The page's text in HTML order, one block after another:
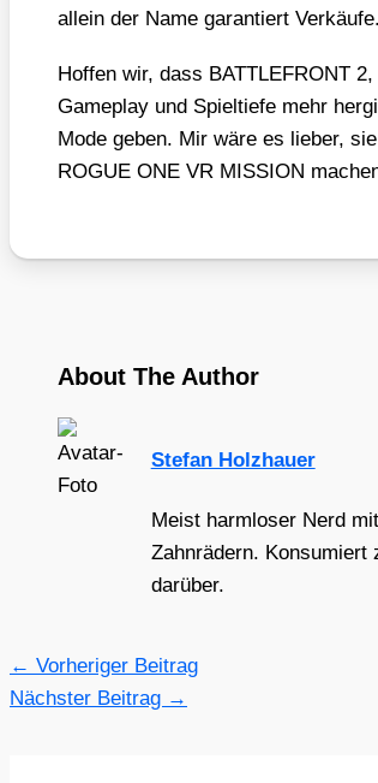
allein der Name garan­tiert Ver­käu­fe.
Hof­fen wir, dass BATTLEFRONT
Game­play und Spiel­tie­fe mehr
Mode geben. Mir wäre es lie­ber,
ROGUE ONE VR MISSION
About The Author
Stefan Holzhauer
Meist harmloser Nerd
Zahnrädern. Konsumiert
darüber.
← Vorheriger Beitrag
Nächster Beitrag →